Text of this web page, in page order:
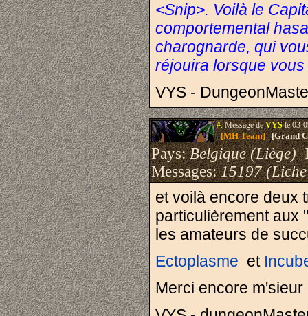
<Snip>. Voilà le
comportemental
charognarde, qui
réjouira lorsque
VYS -
#.Message deVYSle 03-
[MH Team][Grand
Pays:Belgique (Liège)
Messages:15197
et voilà encore deux
particulièrement aux
les amateurs de
Ectoplasme et
Merci encore m'sieur